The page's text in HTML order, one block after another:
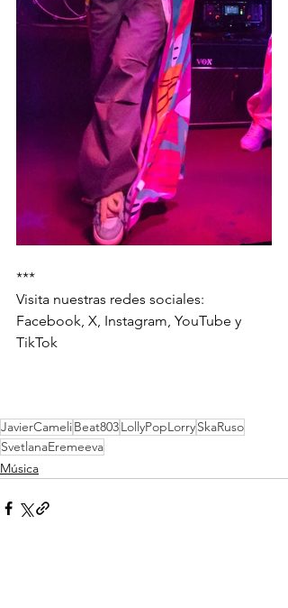
***
Visita nuestras redes sociales:
Facebook, X, Instagram, YouTube y
TikTok
JavierCameliBeat803LollyPopLorrySkaRuso
SvetlanaEremeeva
Música